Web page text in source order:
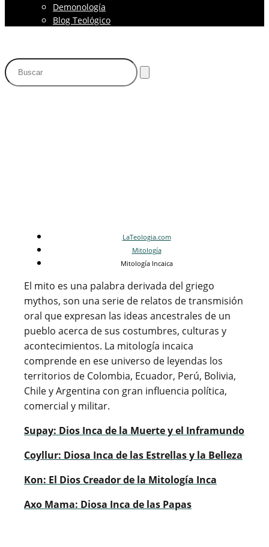
Demonología
Blog Teológico
LaTeologia.com
Mitología
Mitología Incaica
El mito es una palabra derivada del griego
mythos, son una serie de relatos de transmisión
oral que expresan las ideas ancestrales de un
pueblo acerca de sus costumbres, culturas y
acontecimientos. La mitología incaica
comprende en ese universo de leyendas los
territorios de Colombia, Ecuador, Perú, Bolivia,
Chile y Argentina con gran influencia política,
comercial y militar.
Supay: Dios Inca de la Muerte y el Inframundo
Coyllur: Diosa Inca de las Estrellas y la Belleza
Kon: El Dios Creador de la Mitología Inca
Axo Mama: Diosa Inca de las Papas